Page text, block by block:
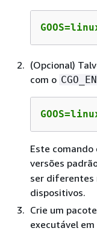
(Opcional)
com o
Este
versões
ser diferentes
dispositivos.
Crie um
executável